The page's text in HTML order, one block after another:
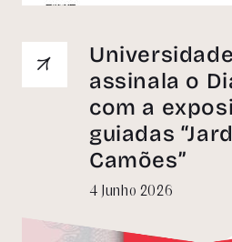
assinala o
com a
guiadas
Camões”
4 Junho 2026
Definições de
NOME DA EMPRESA
para memorizar os seus
início de sessão,
otimizar a funcionalidade
marketing com base nos